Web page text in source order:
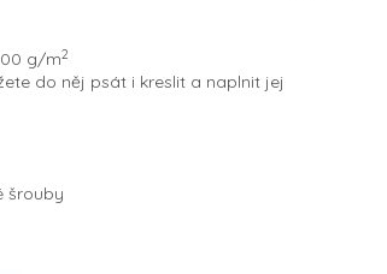
g/m2
do něj psát i kreslit a naplnit jej
šrouby